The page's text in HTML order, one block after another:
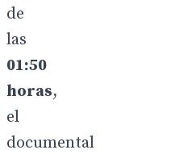
de
las
01:50
horas,
el
documental